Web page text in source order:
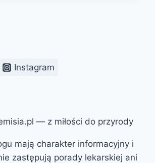
Instagram
— z miłości do przyrody
mają charakter informacyjny i
zastępują porady lekarskiej ani